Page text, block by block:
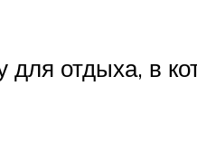
для отдыха, в